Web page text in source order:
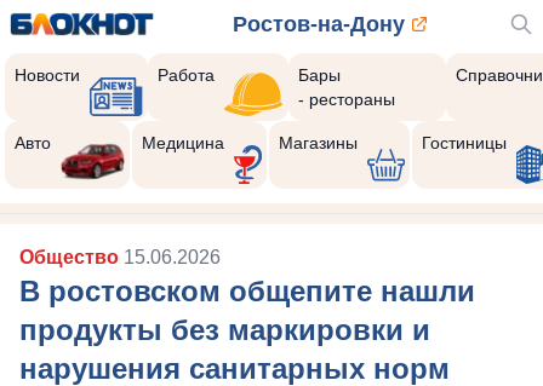
Ростов-на-Дону
Новости Работа
Бары
- рестораны
Авто Медицина Магазины Гостиницы
Общество 15.06.2026
В ростовском общепите нашли
продукты без маркировки и
нарушения санитарных норм